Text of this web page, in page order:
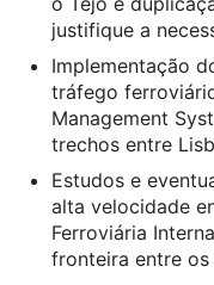
justifique a
Implementação
tráfego
Management
trechos entre
Estudos e
alta velocidade
Ferroviária
fronteira entre os